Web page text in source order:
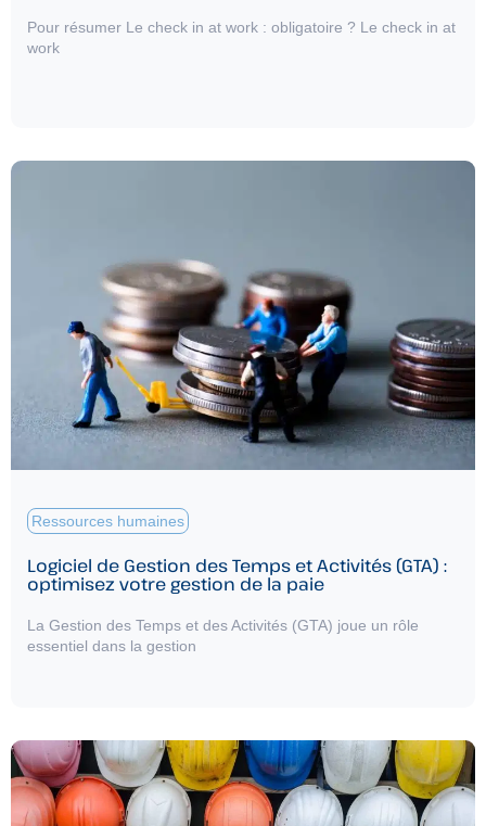
Pour résumer Le check in at work : obligatoire ? Le check in at
work
Ressources humaines
Logiciel de Gestion des Temps et Activités (GTA) :
optimisez votre gestion de la paie
La Gestion des Temps et des Activités (GTA) joue un rôle
essentiel dans la gestion